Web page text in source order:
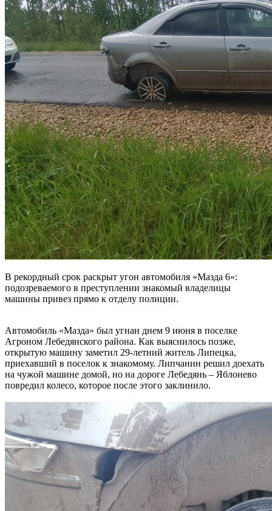
В рекордный срок раскрыт угон автомобиля «Мазда 6»:
подозреваемого в преступлении знакомый владелицы
машины привез прямо к отделу полиции.
Автомобиль «Мазда» был угнан днем 9 июня в поселке
Агроном Лебедянского района. Как выяснилось позже,
открытую машину заметил 29-летний житель Липецка,
приехавший в поселок к знакомому. Липчанин решил доехать
на чужой машине домой, но на дороге Лебедянь – Яблонево
повредил колесо, которое после этого заклинило.